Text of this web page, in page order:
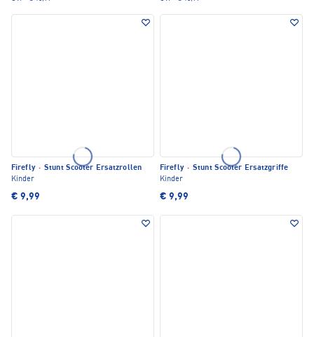
Firefly · Stunt Scooter Ersatzrollen
Kinder
€ 9,99
Firefly · Stunt Scooter Ersatzgriffe
Kinder
€ 9,99